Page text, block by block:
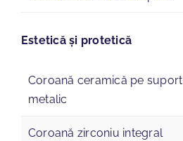
Estetică și protetică
Coroană ceramică pe suport
metalic
Coroană zirconiu integral